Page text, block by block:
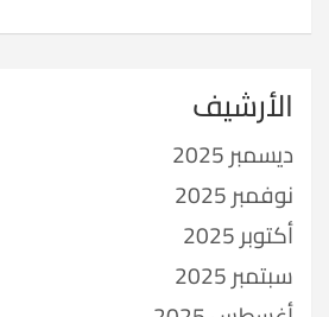
الأرشيف
ديسمبر 2025
نوفمبر 2025
أكتوبر 2025
سبتمبر 2025